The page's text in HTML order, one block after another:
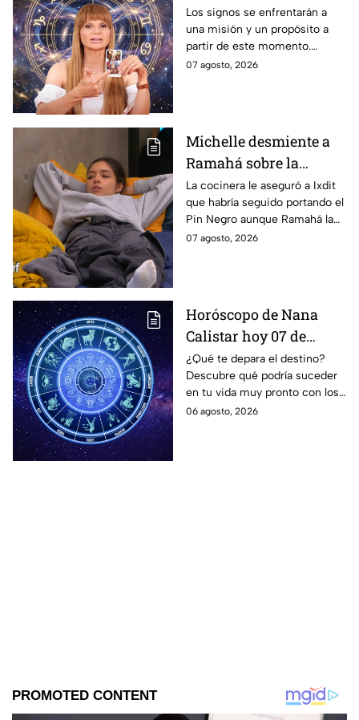
semana: predicciones
en el amor, dinero,
salud y suerte en el
portal del infinito
Los signos se enfrentarán a
una misión y un propósito a
partir de este momento.
Algunos tendrán etapas de
07 agosto, 2026
Michelle desmiente a
Ramahá sobre la
designación del Pin
Negro a un integrante
de las "Divas" en
MasterChef 24/7
La cocinera le aseguró a Ixdit
que habría seguido portando el
Pin Negro aunque Ramahá la
hubiera subido al balcón
07 agosto, 2026
Horóscopo de Nana
Calistar hoy 07 de
agosto; estos signos
podrían dejar de estar
solteros más pronto de
lo que imaginan y
¿Qué te depara el destino?
Descubre qué podría suceder
en tu vida muy pronto con los
horóscopos de Nana Calistar;
06 agosto, 2026